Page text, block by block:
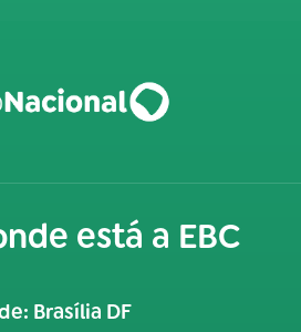
está a EBC
Brasília DF